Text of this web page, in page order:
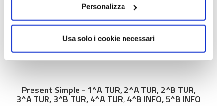
Personalizza
Usa solo i cookie necessari
Present Simple - 1^A TUR, 2^A TUR, 2^B TUR,
3^A TUR, 3^B TUR, 4^A TUR, 4^B INFO, 5^B INFO